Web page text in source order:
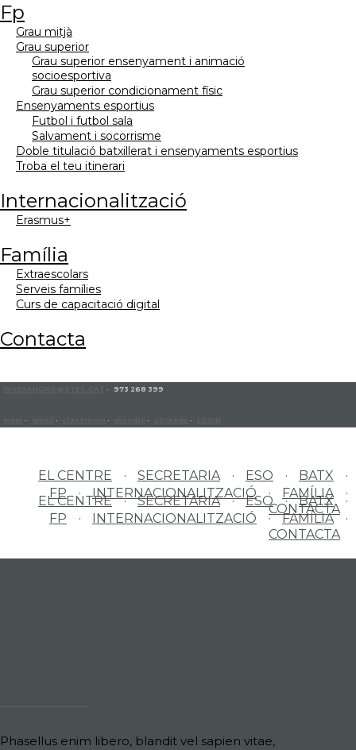
fp
grau mitjà
grau superior
grau superior ensenyament i animació
socioesportiva
grau superior condicionament físic
ensenyaments esportius
futbol i futbol sala
salvament i socorrisme
doble titulació batxillerat i ensenyaments esportius
troba el teu itinerari
internacionalització
erasmus+
família
extraescolars
serveis famílies
curs de capacitació digital
contacta
· 973 268 399
· · · · ·
EL CENTRE SECRETARIA ESO
BATX
FP
INTERNACIONALITZACIÓ
FAMÍLIA
CONTACTA
EL CENTRE SECRETARIA ESO
BATX
FP
INTERNACIONALITZACIÓ
FAMÍLIA
CONTACTA
Phasellus enim libero, blandit vel sapien vitae,